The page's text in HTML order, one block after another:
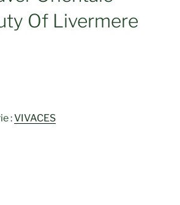
Of Livermere
:VIVACES